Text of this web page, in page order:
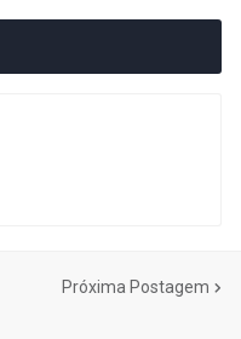
Próxima Postagem